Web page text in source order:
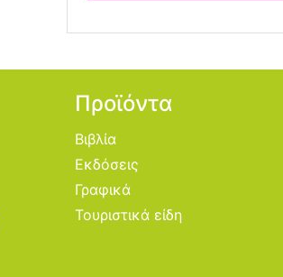
Προϊόντα
Βιβλία
Εκδόσεις
Γραφικά
Τουριστικά είδη